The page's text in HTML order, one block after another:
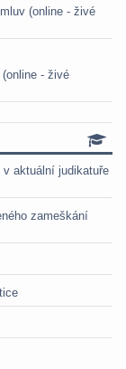
(online - živé
- živé
aktuální judikatuře
zameškání